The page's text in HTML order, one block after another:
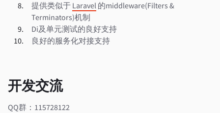
提供类似于 Laravel 的middleware(Filters &
Terminators)机制
Di及单元测试的良好支持
良好的服务化对接支持
开发交流
QQ群：115728122